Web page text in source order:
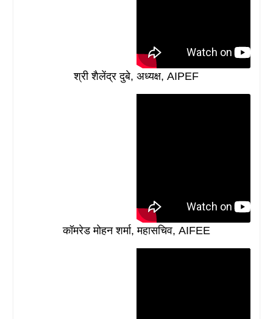
श्री शैलेंद्र दुबे, अध्यक्ष, AIPEF
कॉमरेड मोहन शर्मा, महासचिव, AIFEE